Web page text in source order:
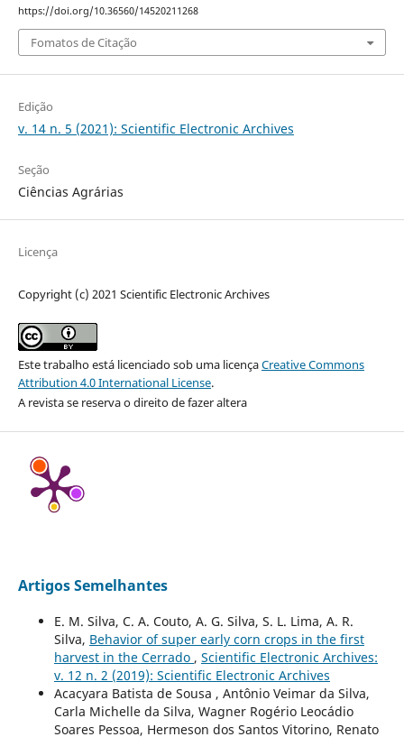
https://doi.org/10.36560/14520211268
Fomatos de Citação
Edição
v. 14 n. 5 (2021): Scientific Electronic Archives
Seção
Ciências Agrárias
Licença
Copyright (c) 2021 Scientific Electronic Archives
Este trabalho está licenciado sob uma licençaCreative Commons
Attribution 4.0 International License.
A revista se reserva o direito de fazer altera
Artigos Semelhantes
E. M. Silva, C. A. Couto, A. G. Silva, S. L. Lima, A. R.
Silva, Behavior of super early corn crops in the first
harvest in the Cerrado , Scientific Electronic Archives:
v. 12 n. 2 (2019): Scientific Electronic Archives
Acacyara Batista de Sousa , Antônio Veimar da Silva,
Carla Michelle da Silva, Wagner Rogério Leocádio
Soares Pessoa, Hermeson dos Santos Vitorino, Renato